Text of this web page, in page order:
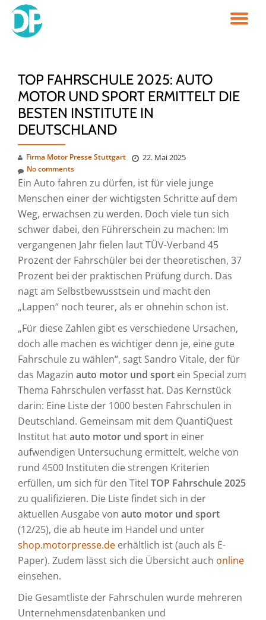
Skip
TOP FAHRSCHULE 2025: AUTO
MOTOR UND SPORT ERMITTELT DIE
BESTEN INSTITUTE IN
DEUTSCHLAND
Firma Motor Presse Stuttgart 22. Mai 2025
No comments
Ein Auto fahren zu dürfen, ist für viele junge
Menschen einer der wichtigsten Schritte auf dem
Weg, erwachsen zu werden. Doch viele tun sich
schwer dabei, den Führerschein zu machen: Im
vergangenen Jahr fielen laut TÜV-Verband 45
Prozent der Fahrschüler bei der theoretischen, 37
Prozent bei der praktischen Prüfung durch. Das
nagt am Selbstbewusstsein und macht den
„Lappen“ noch teurer, als er ohnehin schon ist.
„Für diese Zahlen gibt es verschiedene Ursachen,
doch alle machen es wichtiger denn je, eine gute
Fahrschule zu wählen“, sagt Sandro Vitale, der für
das Magazin auto motor und sport ein Special zum
Thema Fahrschulen verfasst hat. Das Kernstück
darin: Eine Liste der 1000 besten Fahrschulen in
Deutschland. Gemeinsam mit dem QuantiQuest
Institut hatauto motor und sport in einer
aufwendigen Untersuchung ermittelt, welche von
rund 4500 Instituten die strengen Kriterien
erfüllen, um sich für den Titel TOP Fahrschule 2025
zu qualifizieren. Die Liste findet sich in der
aktuellen Ausgabe von auto motor und sport
(12/25), die ab heute im Handel und unter
shop.motorpresse.de erhältlich ist (auch als E-
Paper). Zudem lässt sich die Übersicht auch online
einsehen.
Die Gesamtliste der Fahrschulen wurde mehreren
Unternehmensdatenbanken und